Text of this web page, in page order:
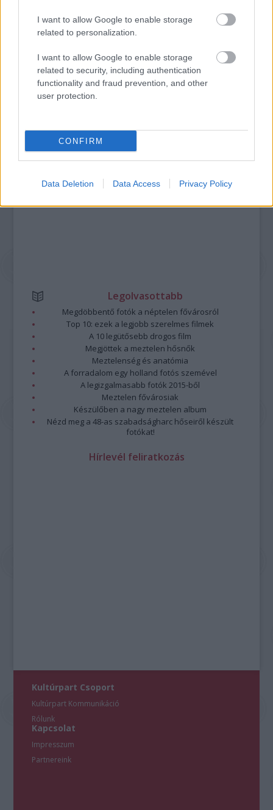
I want to allow Google to enable storage
related to personalization.
I want to allow Google to enable storage
related to security, including authentication
functionality and fraud prevention, and other
user protection.
CONFIRM
Data Deletion Data Access Privacy Policy
10 LEGKEDVELTEBB MOZIJA MAGYARORSZÁGON
Kommentek:
vonatkozó jogszabályok
minősülnek, értük aszolgáltatás technikaiüzemeltetője semmilyen felelősséget
Részletek a Felhasználási feltételekbenés azadatvédelmi tájékoztatóban
Legolvasottabb
Megdöbbentő fotók a néptelen fővárosról
Top 10: ezek a legjobb szerelmes filmek
A 10 legütősebb drogos film
Megjöttek a meztelen hősnők
Meztelenség és anatómia
A forradalom egy holland fotós szemével
A legizgalmasabb fotók 2015-ből
Meztelen fővárosiak
Készülőben a nagy meztelen album
Nézd meg a 48-as szabadságharc hőseiről készült
fotókat!
Hírlevél feliratkozás
Kultúrpart Csoport
Kultúrpart Kommunikáció
Rólunk
Kapcsolat
Impresszum
Partnereink